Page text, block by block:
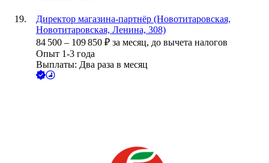
Директор магазина-партнёр (Новотитаровская,
Новотитаровская, Ленина, 308)
84 500 – 109 850 ₽ за месяц, до вычета налогов
Опыт 1-3 года
Выплаты: Два раза в месяц